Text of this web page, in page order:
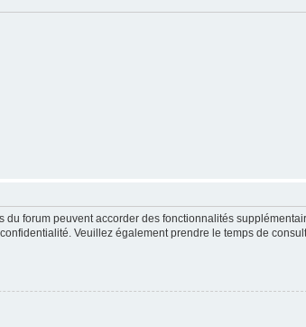
du forum peuvent accorder des fonctionnalités
Veuillez également prendre le temps de